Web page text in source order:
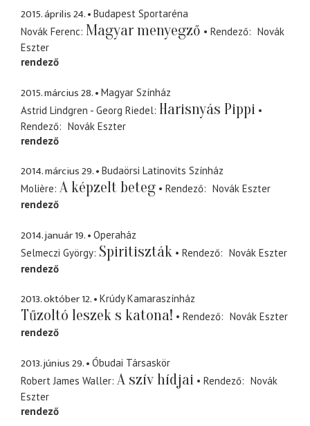
2015. április 24.
Budapest Sportaréna
Novák Ferenc Magyar menyegző Rendező
Novák
Eszter
rendező
2015. március 28.
Magyar Színház
Astrid Lindgren - Georg Riedel Harisnyás Pippi
Rendező
Novák Eszter
rendező
2014. március 29.
Budaörsi Latinovits Színház
Molière A képzelt beteg Rendező
Novák Eszter
rendező
2014. január 19.
Operaház
Selmeczi György Spiritiszták Rendező
Novák Eszter
rendező
2013. október 12. Krúdy Kamaraszínház
Tűzoltó leszek s katona! Rendező
Novák Eszter
rendező
2013. június 29.
Óbudai Társaskör
Robert James Waller A szív hídjai Rendező
Novák
Eszter
rendező